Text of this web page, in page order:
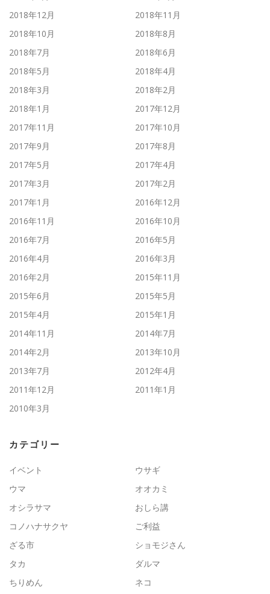
2018年12月
2018年11月
2018年10月
2018年8月
2018年7月
2018年6月
2018年5月
2018年4月
2018年3月
2018年2月
2018年1月
2017年12月
2017年11月
2017年10月
2017年9月
2017年8月
2017年5月
2017年4月
2017年3月
2017年2月
2017年1月
2016年12月
2016年11月
2016年10月
2016年7月
2016年5月
2016年4月
2016年3月
2016年2月
2015年11月
2015年6月
2015年5月
2015年4月
2015年1月
2014年11月
2014年7月
2014年2月
2013年10月
2013年7月
2012年4月
2011年12月
2011年1月
2010年3月
カテゴリー
イベント
ウサギ
ウマ
オオカミ
オシラサマ
おしら講
コノハナサクヤ
ご利益
ざる市
ショモジさん
タカ
ダルマ
ちりめん
ネコ